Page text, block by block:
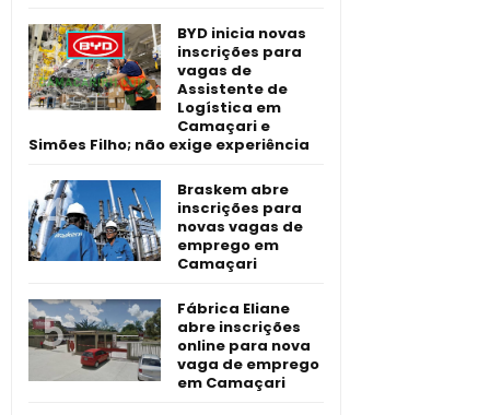
BYD inicia novas
inscrições para
vagas de
Assistente de
Logística em
Camaçari e
Simões Filho; não exige experiência
Braskem abre
inscrições para
novas vagas de
emprego em
Camaçari
Fábrica Eliane
abre inscrições
online para nova
vaga de emprego
em Camaçari